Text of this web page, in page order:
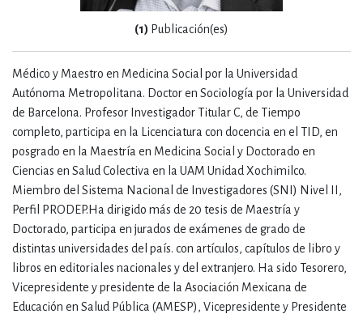
Médico y Maestro en Medicina Social por la Universidad
Autónoma Metropolitana. Doctor en Sociología por la Universidad
de Barcelona. Profesor Investigador Titular C, de Tiempo
completo, participa en la Licenciatura con docencia en el TID, en
posgrado en la Maestría en Medicina Social y Doctorado en
Ciencias en Salud Colectiva en la UAM Unidad Xochimilco.
Miembro del Sistema Nacional de Investigadores (SNI) Nivel II,
Perfil PRODEP.Ha dirigido más de 20 tesis de Maestría y
Doctorado, participa en jurados de exámenes de grado de
distintas universidades del país. con artículos, capítulos de libro y
libros en editoriales nacionales y del extranjero. Ha sido Tesorero,
Vicepresidente y presidente de la Asociación Mexicana de
Educación en Salud Pública (AMESP), Vicepresidente y Presidente
(1) Publicación(es)